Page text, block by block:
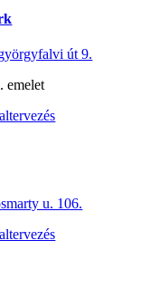
út 9.
emelet
u. 106.